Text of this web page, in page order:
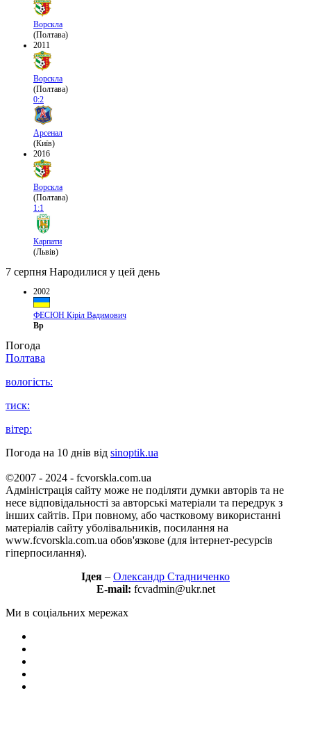
Ворскла
(Полтава)
2011
Ворскла
(Полтава)
0:2
Арсенал
(Київ)
2016
Ворскла
(Полтава)
1:1
Карпати
(Львів)
7 серпня Народилися у цей день
2002
ФЕСЮН Кіріл Вадимович
Вр
Погода
Полтава
вологість:
тиск:
вітер:
Погода на 10 днів від sinoptik.ua
©2007 - 2024 - fcvorskla.com.ua
Адміністрація сайту може не поділяти думки авторів та не
несе відповідальності за авторські матеріали та передрук з
інших сайтів. При повному, або частковому використанні
матеріалів сайту уболівальників, посилання на
www.fcvorskla.com.ua обов'язкове (для інтернет-ресурсів
гіперпосилання).
Ідея – Олександр Стадниченко
E-mail: fcvadmin@ukr.net
Ми в соціальних мережах